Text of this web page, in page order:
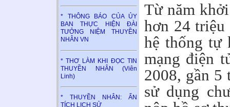
* THÔNG BÁO CỦA ỦY
BAN THỰC HIỆN ĐÀI
TƯỞNG NIỆM THUYỀN
NHÂN VN
* THƠ LÀM KHI ĐỌC TIN
THUYỀN NHÂN (Viên
Linh)
* THUYỀN NHÂN: ẤN
TÍCH LỊCH SỬ
Từ năm
hơn 24
hệ thống tự
mạng điện
2008, gần 5
sử dụng